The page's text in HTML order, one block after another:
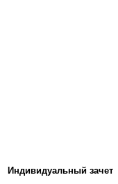
Индивидуальный зачет